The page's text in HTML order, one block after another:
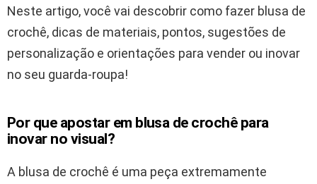
Neste artigo, você vai descobrir como fazer blusa de
crochê, dicas de materiais, pontos, sugestões de
personalização e orientações para vender ou inovar
no seu guarda-roupa!
Por que apostar em blusa de crochê para
inovar no visual?
A blusa de crochê é uma peça extremamente